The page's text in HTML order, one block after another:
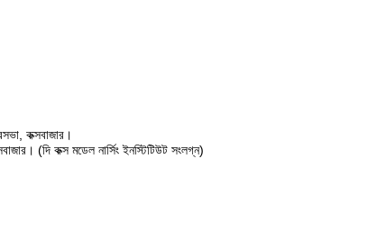
কক্সবাজার।
(দি কক্স মডেল নার্সিং ইনস্টিটিউট সংলগ্ন)